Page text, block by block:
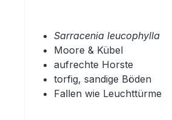
Sarracenia leucophylla
Moore & Kübel
aufrechte Horste
torfig, sandige Böden
Fallen wie Leuchttürme